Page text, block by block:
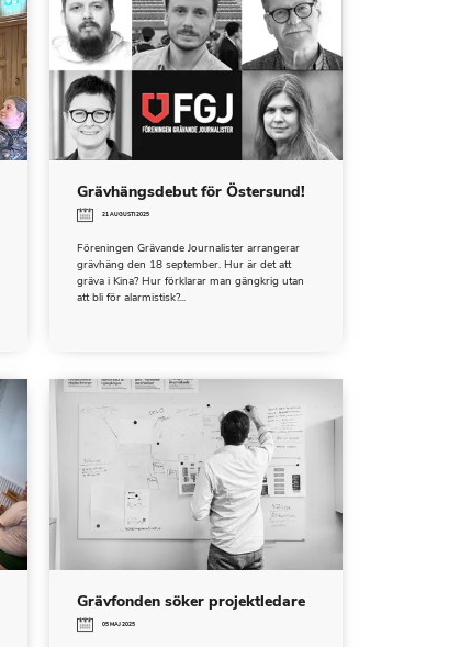
Grävhängsdebut för Östersund!
21 AUGUSTI 2025
Föreningen Grävande Journalister arrangerar
grävhäng den 18 september. Hur är det att
gräva i Kina? Hur förklarar man gängkrig utan
att bli för alarmistisk?...
Grävfonden söker projektledare
05 MAJ 2025